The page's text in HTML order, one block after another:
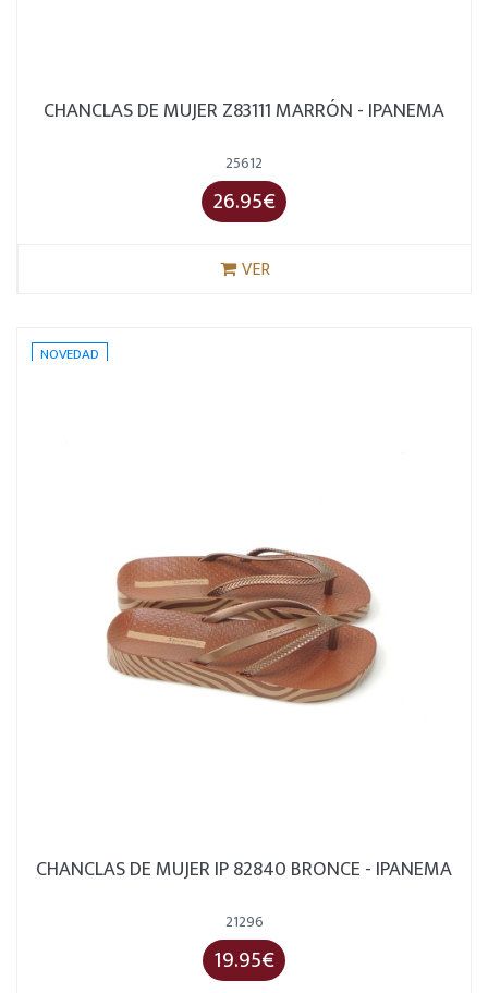
CHANCLAS DE MUJER Z83111 MARRÓN - IPANEMA
25612
26.95€
VER
NOVEDAD
CHANCLAS DE MUJER IP 82840 BRONCE - IPANEMA
21296
19.95€